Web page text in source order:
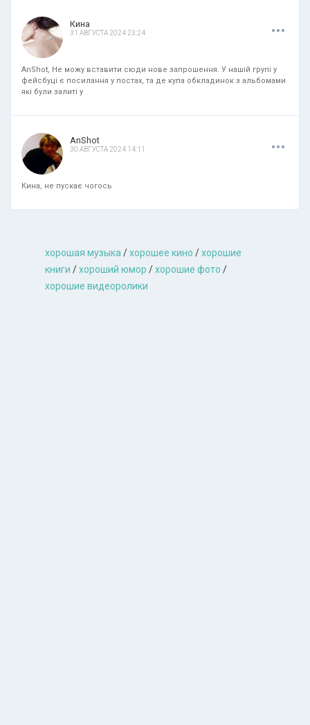
Кина
31 АВГУСТА 2024 23:24 ...
AnShot, Не можу вставити сюди нове запрошення. У нашій групі у
фейсбуці є посилання у постах, та де купа обкладинок з альбомами
які були залиті у
AnShot
30 АВГУСТА 2024 14:11 ...
Кина, не пускає чогось
хорошая музыкa /хорошее кино /хорошие
книги /хороший юмор /хорошие фото /
хорошие видеоролики